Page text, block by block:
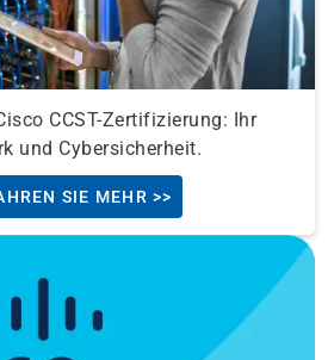
CCST-Zertifizierung: Ihr
und Cybersicherheit.
SIE MEHR >>